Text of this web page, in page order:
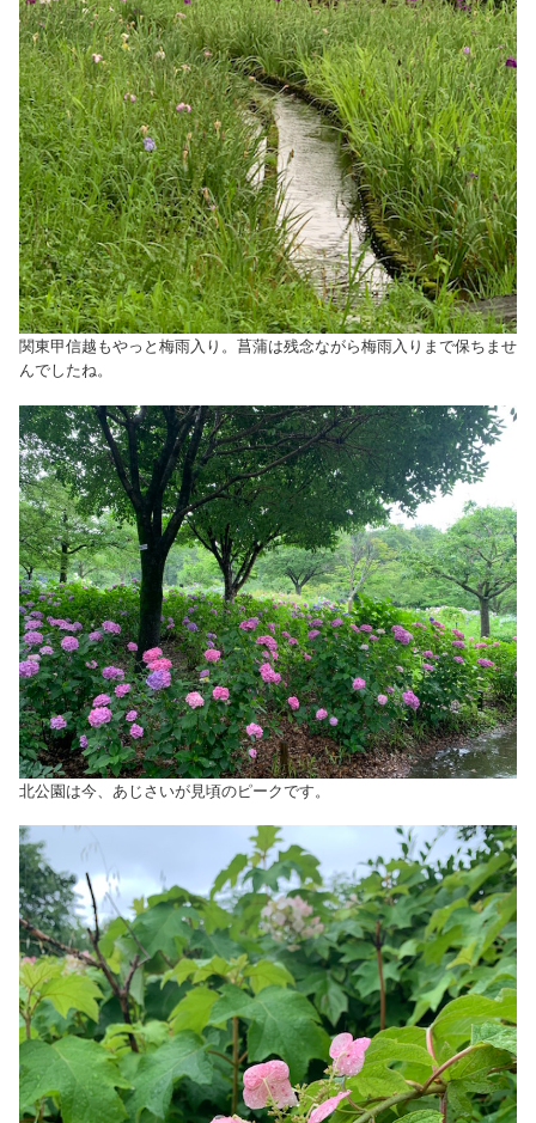
関東甲信越もやっと梅雨入り。菖蒲は残念ながら梅雨入りまで保ちませ
んでしたね。
北公園は今、あじさいが見頃のピークです。